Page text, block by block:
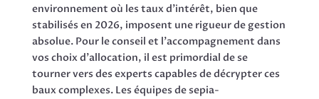
environnement où les taux d’intérêt, bien que
stabilisés en 2026, imposent une rigueur de gestion
absolue. Pour le conseil et l’accompagnement dans
vos choix d’allocation, il est primordial de se
tourner vers des experts capables de décrypter ces
baux complexes. Les équipes de sepia-